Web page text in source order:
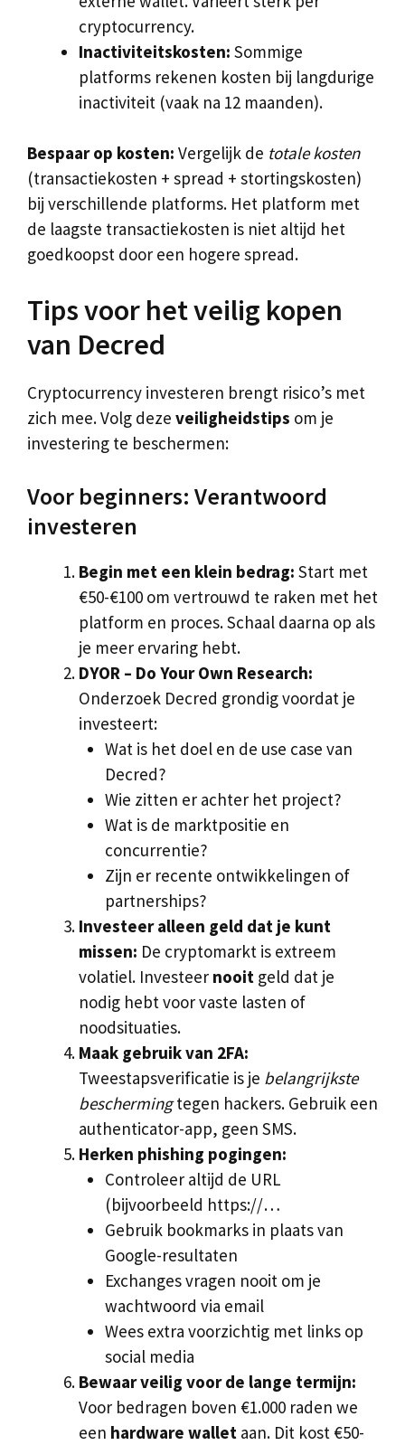
cryptocurrency.
Inactiviteitskosten: Sommige
platforms rekenen kosten bij langdurige
inactiviteit (vaak na 12 maanden).
Bespaar op kosten: Vergelijk de totale kosten
(transactiekosten + spread + stortingskosten)
bij verschillende platforms. Het platform met
de laagste transactiekosten is niet altijd het
goedkoopst door een hogere spread.
Tips voor het veilig kopen
van Decred
Cryptocurrency investeren brengt risico’s met
zich mee. Volg deze veiligheidstips om je
investering te beschermen:
Voor beginners: Verantwoord
investeren
Begin met een klein bedrag: Start met
€50-€100 om vertrouwd te raken met het
platform en proces. Schaal daarna op als
je meer ervaring hebt.
DYOR – Do Your Own Research:
Onderzoek Decred grondig voordat je
investeert:
Wat is het doel en de use case van
Decred?
Wie zitten er achter het project?
Wat is de marktpositie en
concurrentie?
Zijn er recente ontwikkelingen of
partnerships?
Investeer alleen geld dat je kunt
missen: De cryptomarkt is extreem
volatiel. Investeer nooit geld dat je
nodig hebt voor vaste lasten of
noodsituaties.
Maak gebruik van 2FA:
Tweestapsverificatie is je belangrijkste
beschermingtegen hackers. Gebruik een
authenticator-app, geen SMS.
Herken phishing pogingen:
Controleer altijd de URL
(bijvoorbeeld https://…
Gebruik bookmarks in plaats van
Google-resultaten
Exchanges vragen nooit om je
wachtwoord via email
Wees extra voorzichtig met links op
social media
Bewaar veilig voor de lange termijn:
Voor bedragen boven €1.000 raden we
een hardware wallet aan. Dit kost €50-